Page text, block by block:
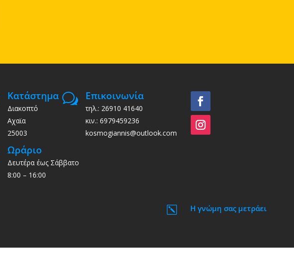
Κατάστημα
Διακοπτό
Αχαϊα
25003
Ωράριο
Δευτέρα έως Σάββατο
8:00 – 16:00
w Επικοινωνία
τηλ.: 26910 41640
κιν.: 6979459236
kosmogiannis@outlook.com
k Η γνώμη σας μετράει